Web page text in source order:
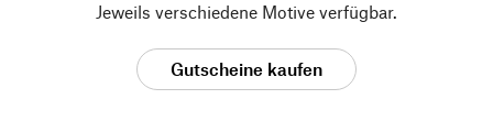
Jeweils verschiedene Motive verfügbar.
Gutscheine kaufen